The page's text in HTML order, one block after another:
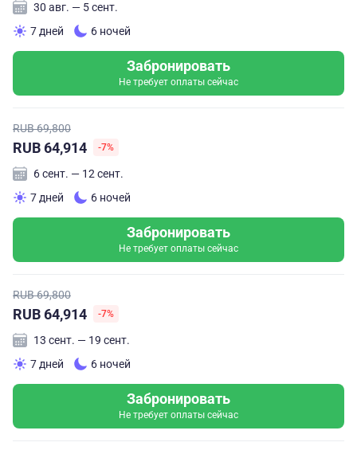
30 авг. — 5 сент.
7 дней
6 ночей
Забронировать
Не требует оплаты сейчас
RUB 69,800
RUB 64,914 -7%
6 сент. — 12 сент.
7 дней
6 ночей
Забронировать
Не требует оплаты сейчас
RUB 69,800
RUB 64,914 -7%
13 сент. — 19 сент.
7 дней
6 ночей
Забронировать
Не требует оплаты сейчас